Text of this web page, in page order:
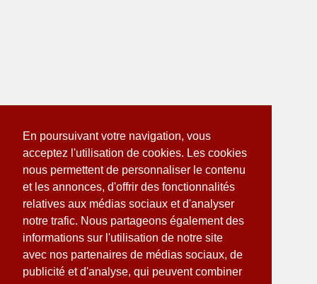
En poursuivant votre navigation, vous
acceptez l'utilisation de cookies. Les cookies
nous permettent de personnaliser le contenu
et les annonces, d'offrir des fonctionnalités
relatives aux médias sociaux et d'analyser
notre trafic. Nous partageons également des
informations sur l'utilisation de notre site
avec nos partenaires de médias sociaux, de
publicité et d'analyse, qui peuvent combiner